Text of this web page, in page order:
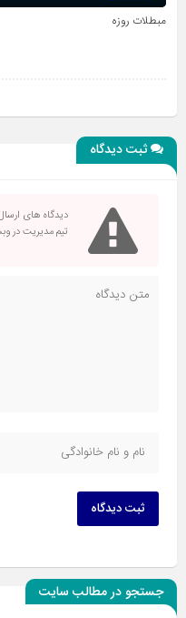
مبطلات روزه
ثبت دیدگاه
دیدگاه های
تیم مدیریت در
ثبت دیدگاه
جستجو در مطالب سایت